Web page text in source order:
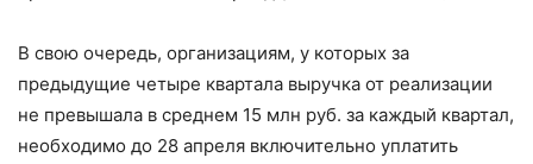
В свою очередь, организациям, у которых за
предыдущие четыре квартала выручка от реализации
не превышала в среднем 15 млн руб. за каждый квартал,
необходимо до 28 апреля включительно уплатить